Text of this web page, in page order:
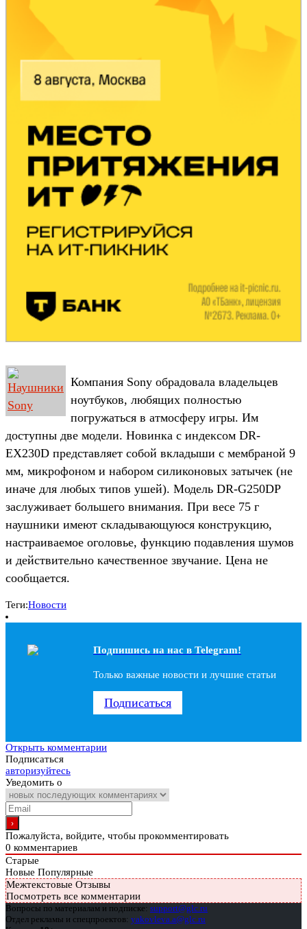
Компания Sony обрадовала владельцев
ноутбуков, любящих полностью
погружаться в атмосферу игры. Им
доступны две модели. Новинка с индексом DR-
EX230D представляет собой вкладыши с мембраной 9
мм, микрофоном и набором силиконовых затычек (не
иначе для любых типов ушей). Модель DR-G250DP
заслуживает большего внимания. При весе 75 г
наушники имеют складывающуюся конструкцию,
настраиваемое оголовье, функцию подавления шумов
и действительно качественное звучание. Цена не
сообщается.
Теги:Новости
Подпишись на наc в Telegram!
Только важные новости и лучшие статьи
Подписаться
Открыть комментарии
Подписаться
авторизуйтесь
Уведомить о
Пожалуйста, войдите, чтобы прокомментировать
0 комментариев
Старые
Новые Популярные
Межтекстовые Отзывы
Посмотреть все комментарии
Вопросы по материалам и подписке: support@glc.ru
Отдел рекламы и спецпроектов: yakovleva.a@glc.ru